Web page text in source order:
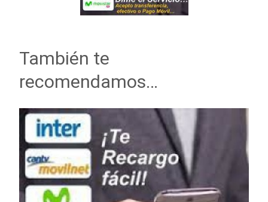
También te
recomendamos…